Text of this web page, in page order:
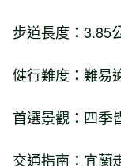
步道長度：3.85
健行難度：難易
首選景觀：四季
交通指南：宜蘭